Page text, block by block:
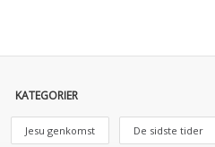
KATEGORIER
Jesu genkomst De sidste tider